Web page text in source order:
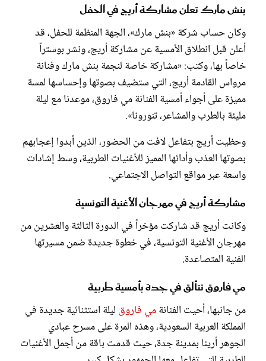
بنش مارك تعلن مشاركة أريج في الحفل
وكان حساب شركة «بنش مارك»، الجهة المنظمة للحفل، قد
أعلن قبل انطلاق الأمسية عن مشاركة أريج، ونشر بوستراً
خاصاً بها، وكتب: «مشاركة خاصة لنجمة بنش مارك وفنانة
مرواس القادمة أريج، التي ستضيف بصوتها وإحساسها لمسة
مميزة على أجواء أمسية الفنانة مي فاروق، موعدنا مع ليلة
مليئة بالطرب والمشاعر، تنورونا».
وحظيت أريج بتفاعل لافت من الحضور، الذين أبدوا إعجابهم
بصوتها العذب وأدائها المميز للأغنيات الطربية، وسط إشادات
واسعة عبر مواقع التواصل الاجتماعي.
مشاركة أريج في مهرجان الأغنية التونسية
وكانت أريج قد شاركت مؤخراً في الدورة الثالثة والعشرين من
مهرجان الأغنية التونسية، في خطوة جديدة ضمن مسيرتها
الفنية المتصاعدة.
مي فاروق تتألق في جدة بأمسية طربية
من جانبها، أحيت الفنانةمي فاروق ليلة استثنائية جديدة في
المملكة العربية السعودية، وهذه المرة على مسرح عبادي
الجوهر أرينا بمدينة جدة، حيث قدمت باقة من أجمل الأغنيات